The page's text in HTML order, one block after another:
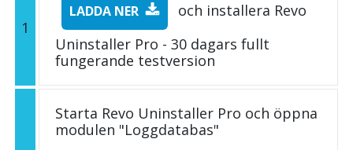
1
LADDA NER
och installera Revo
Uninstaller Pro - 30 dagars fullt
fungerande testversion
Starta Revo Uninstaller Pro och öppna
modulen "Loggdatabas"